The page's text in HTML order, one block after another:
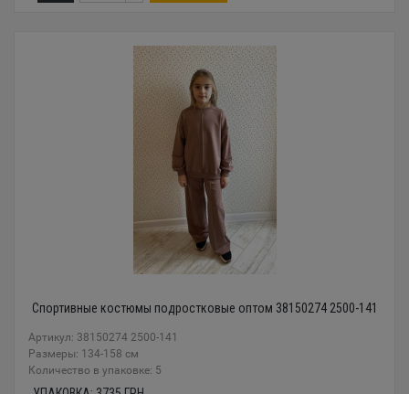
Спортивные костюмы подростковые оптом 38150274 2500-141
Артикул: 38150274 2500-141
Размеры: 134-158 см
Количество в упаковке: 5